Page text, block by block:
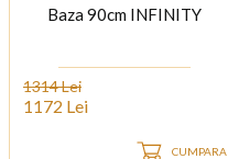
Baza 90cm INFINITY
1314 Lei
1172 Lei
CUMPARA